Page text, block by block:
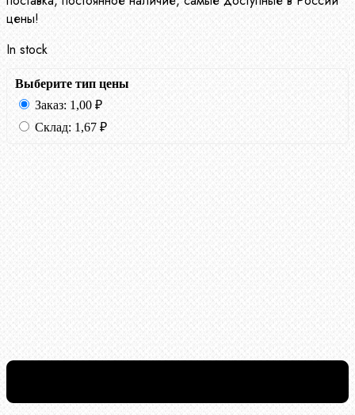
цены!
In stock
Выберите тип цены
Заказ: 1,00 ₽
Склад: 1,67 ₽